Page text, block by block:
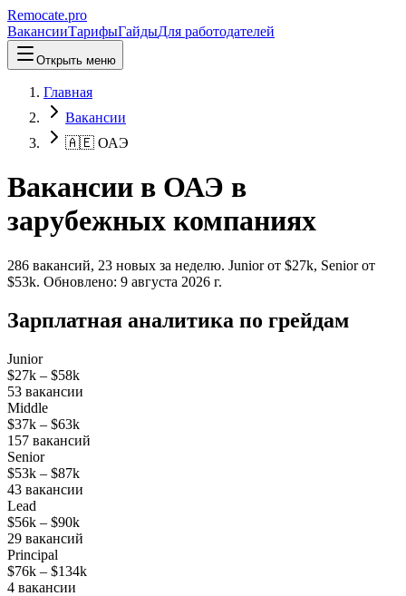
Remocate.pro
ВакансииТарифыГайдыДля работодателей
Открыть меню
Главная
Вакансии
🇦🇪 ОАЭ
Вакансии в ОАЭ в
зарубежных компаниях
286 вакансий, 23 новых за неделю. Junior от $27k, Senior от
$53k. Обновлено: 9 августа 2026 г.
Зарплатная аналитика по грейдам
Junior
$27k – $58k
53 вакансии
Middle
$37k – $63k
157 вакансий
Senior
$53k – $87k
43 вакансии
Lead
$56k – $90k
29 вакансий
Principal
$76k – $134k
4 вакансии